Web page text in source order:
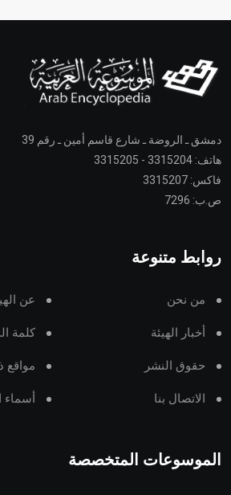
دمشق ـ الروضة ـ شارع قاسم أمين ـ رقم 39
هاتف: 3315204 - 3315205
فاكس: 3315207
ص.ب: 7296
روابط متنوعة
من نحن عن
أخبار الهيئة كلمة
حقوق النشر مواقع
الاتصال بنا أسماء
الموسوعات المتخصصة